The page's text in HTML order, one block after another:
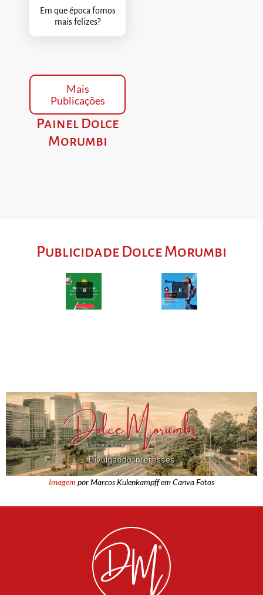
Em que época fomos
mais felizes?
Mais
Publicações
Painel Dolce
Morumbi
Publicidade Dolce Morumbi
Imagempor Marcos Kulenkampff em Canva Fotos